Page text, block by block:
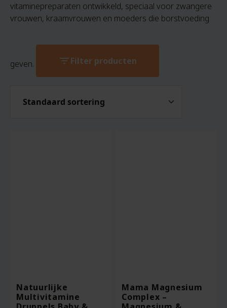
vitaminepreparaten ontwikkeld, speciaal voor zwangere
vrouwen, kraamvrouwen en moeders die borstvoeding
geven. filter_listFilter producten
Natuurlijke
Multivitamine
Mama Magnesium
Complex –